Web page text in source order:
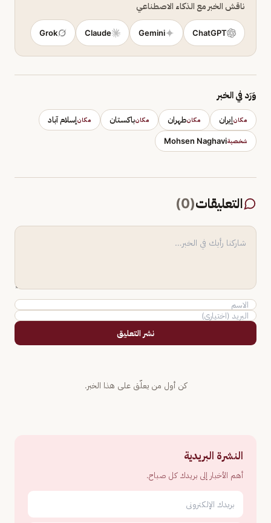
ناقش الخبر مع الذكاء الاصطناعي
ChatGPT
Gemini
Claude
Grok
وَرَد في الخبر
مكانإيران مكانطهران مكانباكستان مكانإسلام آباد
شخصيةMohsen Naghavi
التعليقات(
0
)
نشر التعليق
كن أول من يعلّق على هذا الخبر.
النشرة البريدية
أهم الأخبار إلى بريدك كل صباح.